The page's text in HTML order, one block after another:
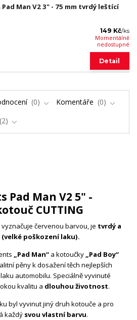
Man V2 3" - 75 mm tvrdý leštící
149 Kč/ks
Momentálně
nedostupné
Detail
0 Komentáře
0
2
Pad Man V2 5" -
CUTTING
vyznačuje červenou barvou, je tvrdý a
poškození laku).
„Pad Man“ a kotoučky „Pad Boy“
pěny k dosažení těch nejlepších
automobilu. Speciálně vyvinuté
kvalitu a dlouhou životnost.
byl vyvinut jiný druh kotouče a pro
každý svou vlastní barvu.